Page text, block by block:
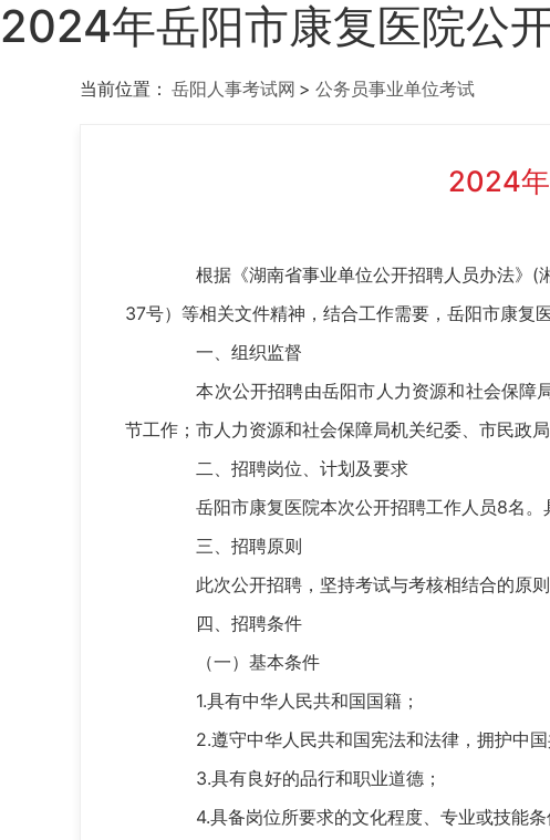
2024年岳阳市康复医院公
当前位置： 岳阳人事考试网 > 公务员事业单位考试
2024
根据《湖南省事业单位公开招聘人员办法》(湘
37号）等相关文件精神，结合工作需要，岳阳市康复
一、组织监督
本次公开招聘由岳阳市人力资源和社会保障
节工作；市人力资源和社会保障局机关纪委、市民政
二、招聘岗位、计划及要求
岳阳市康复医院本次公开招聘工作人员8名。
三、招聘原则
此次公开招聘，坚持考试与考核相结合的原则
四、招聘条件
（一）基本条件
1.具有中华人民共和国国籍；
2.遵守中华人民共和国宪法和法律，拥护中国
3.具有良好的品行和职业道德；
4.具备岗位所要求的文化程度、专业或技能条